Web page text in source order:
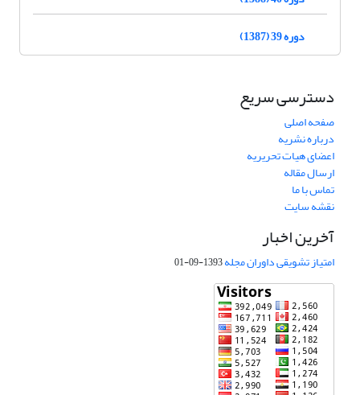
دوره 39 (1387)
دسترسی سریع
صفحه اصلی
درباره نشریه
اعضای هیات تحریریه
ارسال مقاله
تماس با ما
نقشه سایت
آخرین اخبار
امتیاز تشویقی داوران مجله1393-09-01